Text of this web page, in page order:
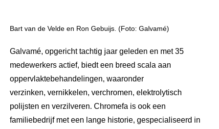
Bart van de Velde en Ron Gebuijs. (Foto: Galvamé)
Galvamé, opgericht tachtig jaar geleden en met 35
medewerkers actief, biedt een breed scala aan
oppervlaktebehandelingen, waaronder
verzinken, vernikkelen, verchromen, elektrolytisch
polijsten en verzilveren. Chromefa is ook een
familiebedrijf met een lange historie, gespecialiseerd in